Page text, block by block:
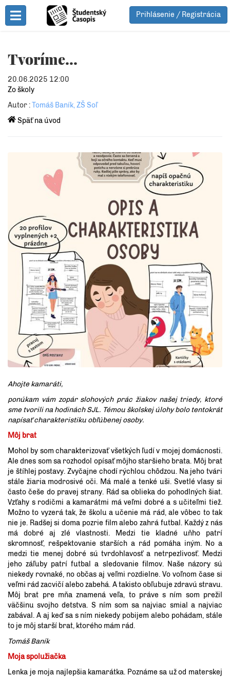
Toggle Menu
Prihlásenie / Registrácia
Tvoríme...
20.06.2025 12:00
Zo školy
Autor :Tomáš Baník, ZŠ Soľ
Späť na úvod
Ahojte kamaráti,
ponúkam vám zopár slohových prác žiakov našej triedy, ktoré
sme tvorili na hodinách SJL. Témou školskej úlohy bolo tentokrát
napísať charakteristiku obľúbenej osoby.
Môj brat
Mohol by som charakterizovať všetkých ľudí v mojej domácnosti.
Ale dnes som sa rozhodol opísať môjho staršieho brata. Môj brat
je štíhlej postavy. Zvyčajne chodí rýchlou chôdzou. Na jeho tvári
stále žiaria modrosivé oči. Má malé a tenké uši. Svetlé vlasy si
často češe do pravej strany. Rád sa oblieka do pohodlných šiat.
Vzťahy s rodičmi a kamarátmi má veľmi dobré a s učiteľmi tiež.
Možno to vyzerá tak, že školu a učenie má rád, ale vôbec to tak
nie je. Radšej si doma pozrie film alebo zahrá futbal. Každý z nás
má dobré aj zlé vlastnosti. Medzi tie kladné uňho patrí
skromnosť, rešpektovanie starších a rád pomáha iným. No a
medzi tie menej dobré sú tvrdohlavosť a netrpezlivosť. Medzi
jeho záľuby patrí futbal a sledovanie filmov. Naše názory sú
niekedy rovnaké, no občas aj veľmi rozdielne. Vo voľnom čase si
veľmi rád zacvičí alebo zabehá. A takisto obľubuje zdravú stravu.
Môj brat pre mňa znamená veľa, to práve s ním som prežil
väčšinu svojho detstva. S ním som sa najviac smial a najviac
zabával. A aj keď sa s ním niekedy pobijem alebo pohádam, stále
to je môj starší brat, ktorého mám rád.
Tomáš Baník
Moja spolužiačka
Lenka je moja najlepšia kamarátka. Poznáme sa už od materskej